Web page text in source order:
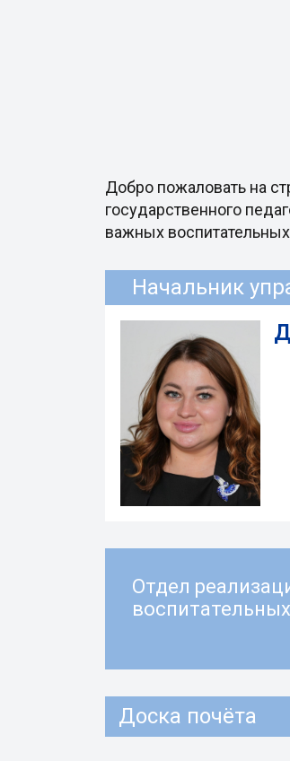
Добро пожаловать на
государственного
важных
Начальник
Отдел
Доска почёта